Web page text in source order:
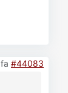
#44083